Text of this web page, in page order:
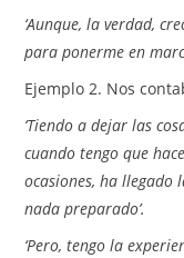
‘Aunque, la verdad,
para ponerme en
Ejemplo 2. Nos
‘Tiendo a dejar las
cuando tengo que
ocasiones, ha llegado
nada preparado’.
‘Pero, tengo la